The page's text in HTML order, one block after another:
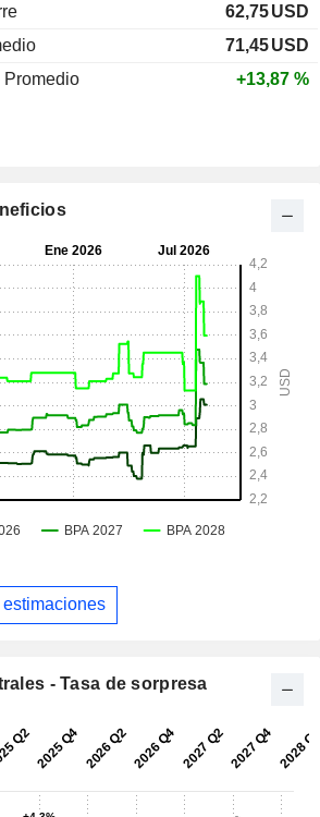
62,75USD
71,45USD
Promedio
+13,87 %
- Tasa de sorpresa